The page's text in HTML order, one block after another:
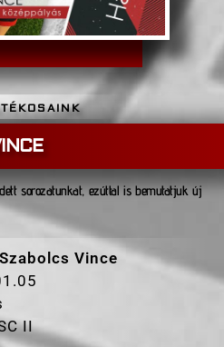
sorozatunkat, ezúttal is bemutatjuk új
Vince
II